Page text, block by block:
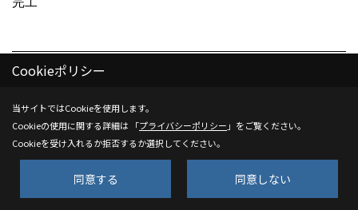
26. 2019年07月07日
Cookieポリシー
当サイトではCookieを使用します。
Cookieの使用に関する詳細は 「プライバシーポリシー 」をご覧ください。
Cookieを受け入れるか拒否するか選択してください。
同意する 同意しない